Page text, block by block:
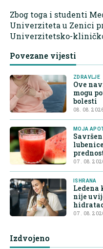
Zbog toga i studenti
Univerziteta u Zenici
Univerzitetsko-
Povezane vijesti
ZDRAVLJE
Ove
mogu
bolesti
08. 08.
MOJA
07. 08.
ISHRANA
Ledena
nije
07. 08.
Izdvojeno